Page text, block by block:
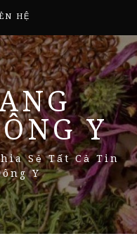
HỆ
Y
Sẻ Tất Cả Tin
Y